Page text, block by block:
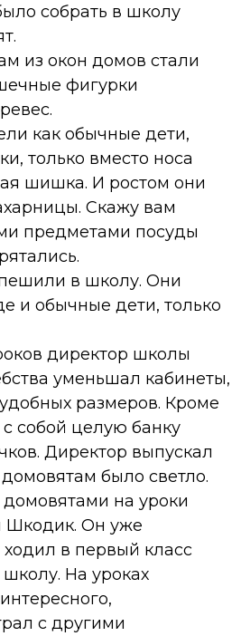
собрать в школу
из окон домов стали
фигурки
как обычные дети,
только вместо носа
шишка. И ростом они
Скажу вам
предметами посуды
в школу. Они
и обычные дети, только
директор школы
уменьшал кабинеты,
размеров. Кроме
собой целую банку
Директор выпускал
было светло.
на уроки
Шкодик. Он уже
в первый класс
На уроках
с другими